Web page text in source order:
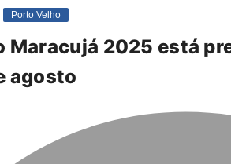
Porto Velho
Maracujá 2025 está
agosto